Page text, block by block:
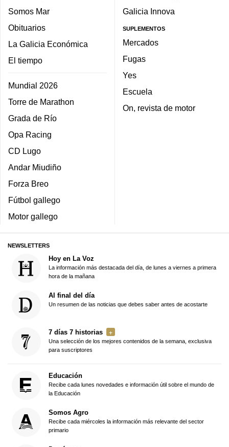
Somos Mar
Obituarios
La Galicia Económica
El tiempo
Mundial 2026
Torre de Marathon
Grada de Río
Opa Racing
CD Lugo
Andar Miudiño
Forza Breo
Fútbol gallego
Motor gallego
Galicia Innova
SUPLEMENTOS
Mercados
Fugas
Yes
Escuela
On, revista de motor
NEWSLETTERS
Hoy en La Voz
La información más destacada del día, de lunes a viernes a primera
hora de la mañana
Al final del día
Un resumen de las noticias que debes saber antes de acostarte
7 días 7 historias
Una selección de los mejores contenidos de la semana, exclusiva
para suscriptores
Educación
Recibe cada lunes novedades e información útil sobre el mundo de
la Educación
Somos Agro
Recibe cada miércoles la información más relevante del sector
primario